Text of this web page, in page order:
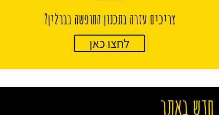
צריכים עזרה בתכנון החופשה בברלין?
לחצו כאן
חדש באתר